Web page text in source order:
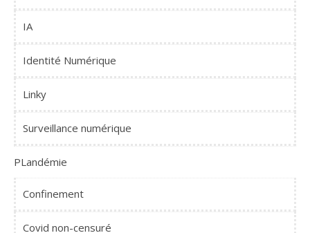
IA
Identité Numérique
Linky
Surveillance numérique
PLandémie
Confinement
Covid non-censuré